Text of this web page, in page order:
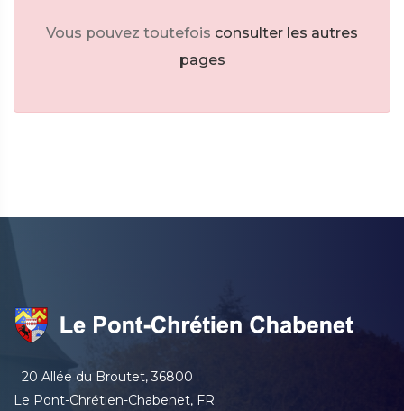
Vous pouvez toutefois consulter les autres
pages
20 Allée du Broutet, 36800
Le Pont-Chrétien-Chabenet, FR